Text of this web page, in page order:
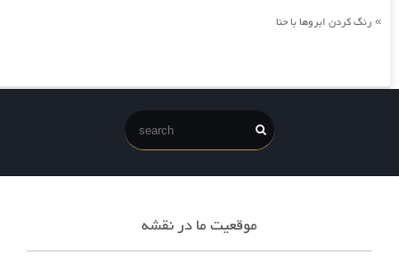
» رنگ کردن ابروها با حنا
موقعیت ما در نقشه